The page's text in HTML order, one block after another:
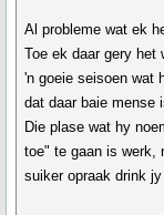
Al probleme wat ek
Toe ek daar gery het
'n goeie seisoen wat
dat daar baie mense
Die plase wat hy
toe" te gaan is werk,
suiker opraak drink